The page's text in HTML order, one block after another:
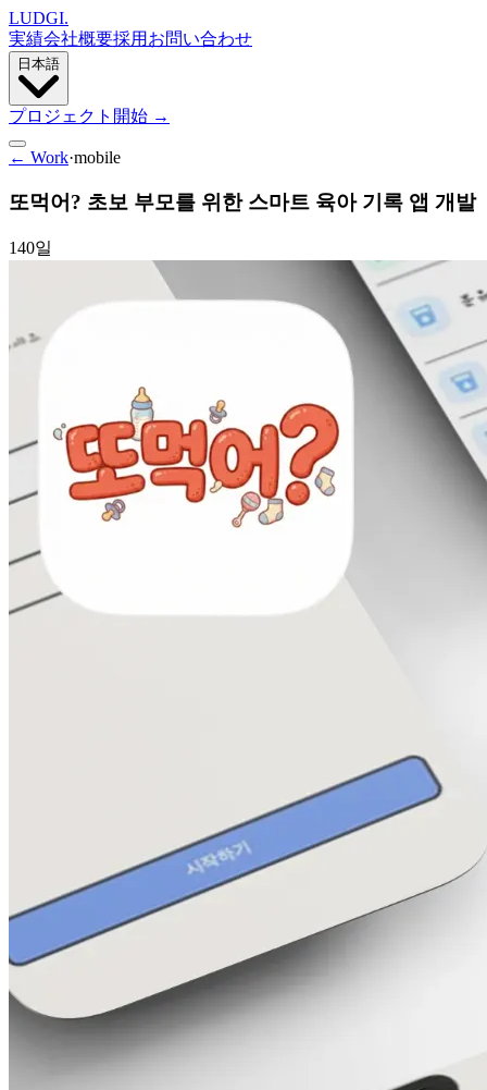
LUDGI.
実績会社概要採用 お問い合わせ
日本語
プロジェクト開始 →
← Work·mobile
또먹어? 초보 부모를 위한 스마트 육아 기록 앱 개발
140일